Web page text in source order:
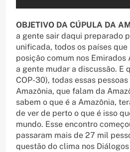
OBJETIVO DA CÚPULA DA
a gente sair daqui preparado
unificada, todos os países
posição comum nos Emirados
a gente mudar a discussão. E
COP-30), todas essas
Amazônia, que falam da
sabem o que é a Amazônia,
de ver de perto o que é isso
mundo. Esse encontro
passaram mais de 27 mil
questão do clima nos